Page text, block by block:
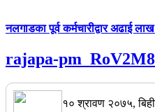
नलगाडका पूर्व कर्मचारीद्वार अढाई
rajapa-
१० श्रावण २०७५,